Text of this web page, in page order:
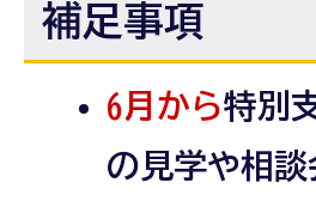
補足事項
6月から特別
の見学や相